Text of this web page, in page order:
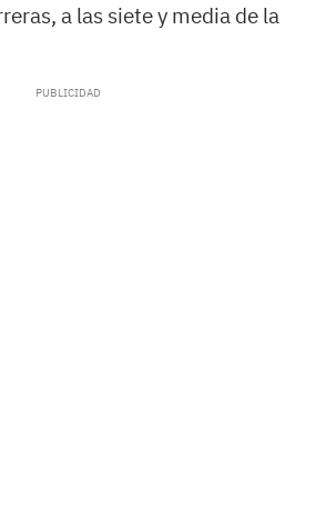
a las siete y media de la